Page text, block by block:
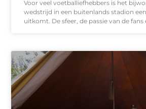
Voor veel voetballiefhebbers is het
wedstrijd in een buitenlands stadion
uitkomt. De sfeer, de passie van de fans